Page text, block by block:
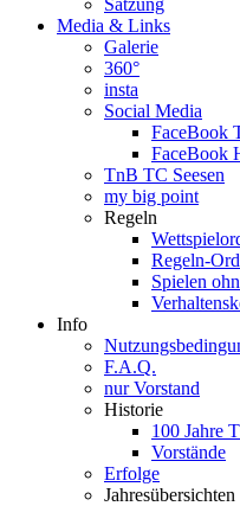
Satzung
Media & Links
Galerie
360°
insta
Social Media
FaceBook
FaceBook
TnB TC Seesen
my big point
Regeln
Regeln-
Spielen
Info
F.A.Q.
nur Vorstand
Historie
100 Jahre
Vorstände
Erfolge
Jahresübersichten